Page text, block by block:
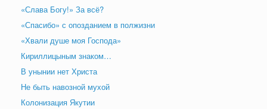
«Слава Богу!» За всё?
«Спасибо» с опозданием в полжизни
«Хвали душе моя Господа»
Кириллицыным знаком…
В унынии нет Христа
Не быть навозной мухой
Колонизация Якутии